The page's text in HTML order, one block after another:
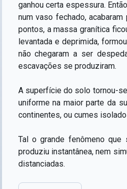
ganhou certa espessura.
num vaso fechado,
pontos, a massa granítica
levantada e deprimida,
não chegaram a ser
escavações se produziram.
A superfície do solo tornou­-
uniforme na maior parte da
continentes, ou cumes
Tal o grande fenômeno
produziu instantânea, nem
distanciadas.